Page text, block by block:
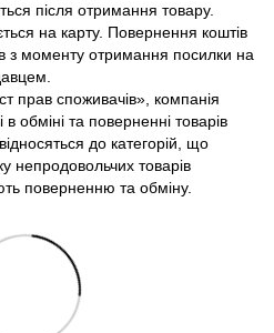
після отримання товару.
на карту. Повернення коштів
з моменту отримання посилки на
прав споживачів», компанія
обміні та поверненні товарів
до категорій, що
непродовольчих товарів
поверненню та обміну.